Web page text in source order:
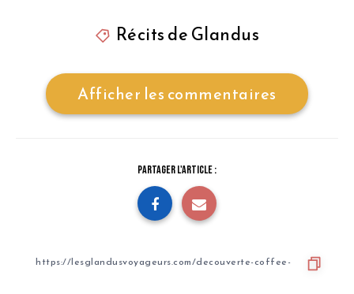
Récits de Glandus
Afficher les commentaires
Partager l'article :